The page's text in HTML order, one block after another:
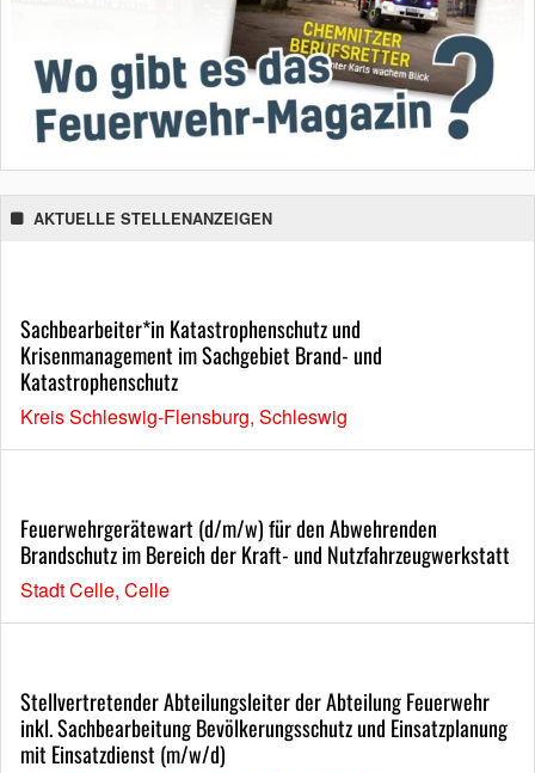
AKTUELLE STELLENANZEIGEN
Sachbearbeiter*in Katastrophenschutz und
Krisenmanagement im Sachgebiet Brand- und
Katastrophenschutz
Kreis Schleswig-Flensburg, Schleswig
Feuerwehrgerätewart (d/m/w) für den Abwehrenden
Brandschutz im Bereich der Kraft- und Nutzfahrzeugwerkstatt
Stadt Celle, Celle
Stellvertretender Abteilungsleiter der Abteilung Feuerwehr
inkl. Sachbearbeitung Bevölkerungsschutz und Einsatzplanung
mit Einsatzdienst (m/w/d)